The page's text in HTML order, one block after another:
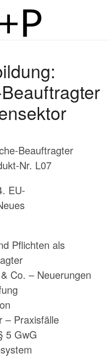
Beauftragter
Nr. L07
EU-
Pflichten als
Co. – Neuerungen
– Praxisfälle
5 GwG